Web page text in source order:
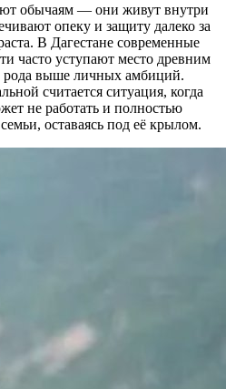
обычаям — они живут внутри
опеку и защиту далеко за
В Дагестане современные
часто уступают место древним
рода выше личных амбиций.
считается ситуация, когда
не работать и полностью
оставаясь под её крылом.